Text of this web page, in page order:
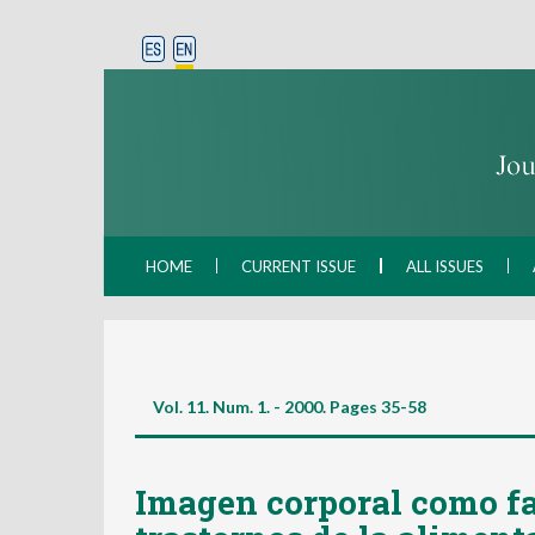
HOME CURRENT ISSUE ALL ISSUES
Vol. 11. Num. 1. - 2000. Pages 35-58
Imagen corporal como